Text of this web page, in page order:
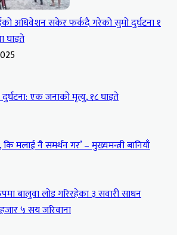
अधिवेशन सकेर फर्कदै गरेको सुमो दुर्घटना १
घाइते
एक जनाको मृत्यु, १८ घाइते
मलाई नै समर्थन गर’ – मुख्यमन्त्री बानियाँ
बालुवा लोड गरिरहेका ३ सवारी साधन
५ सय जरिवाना